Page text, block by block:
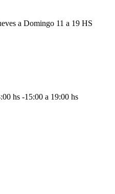
a Domingo 11 a 19 HS
hs -15:00 a 19:00 hs